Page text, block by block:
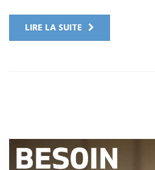
LIRE LA SUITE